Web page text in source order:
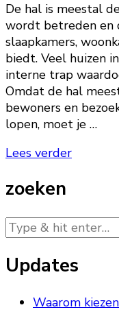
De hal is meestal
wordt betreden en
slaapkamers,
biedt. Veel huizen
interne trap
Omdat de hal
bewoners en
lopen, moet je …
Lees verder
zoeken
Op
zoek
naar
iets?
Updates
Waarom